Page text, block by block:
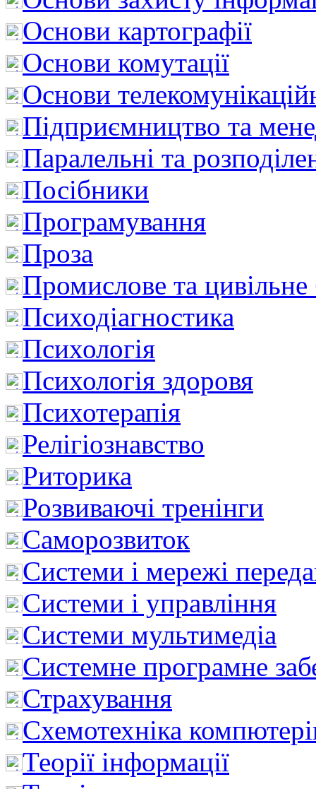
Основи картографії
Основи комутації
Основи
Підприємництво та
Паралельні та
Посібники
Програмування
Проза
Промислове та цивільне
Психодіагностика
Психологія
Психологія здоровя
Психотерапія
Релігіознавство
Риторика
Розвиваючі тренінги
Саморозвиток
Системи і мережі
Системи і управління
Системи мультимедіа
Системне програмне
Страхування
Схемотехніка
Теорії інформації